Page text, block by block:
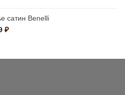
–
19,199 ₽
сатин Benelli
₽Диапазон
–